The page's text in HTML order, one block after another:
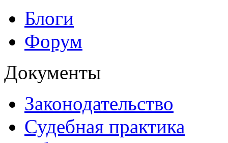
Блоги
Форум
Документы
Законодательство
Судебная практика